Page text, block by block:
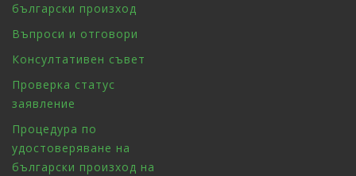
български произход
Въпроси и отговори
Консултативен съвет
Проверка статус
заявление
Процедура по
удостоверяване на
български произход на